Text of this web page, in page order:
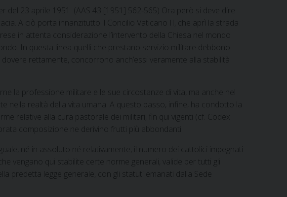
23 aprile 1951. (AAS 43 [1951] 562-565) Ora però si deve dire
A ciò porta innanzitutto il Concilio Vaticano II, che aprì la strada
in attenta considerazione l’intervento della Chiesa nel mondo
In questa linea quelli che prestano servizio militare debbono
rettamente, concorrono anch’essi veramente alla stabilità
la professione militare e le sue circostanze di vita, ma anche nel
nella realtà della vita umana. A questo passo, infine, ha condotto la
relative alla cura pastorale dei militari, fin qui vigenti (cf. Codex
composizione ne derivino frutti più abbondanti.
né in assoluto né relativamente, il numero dei cattolici impegnati
vengano qui stabilite certe norme generali, valide per tutti gli
predetta legge generale, con gli statuti emanati dalla Sede